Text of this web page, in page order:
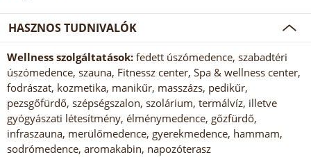
HASZNOS TUDNIVALÓK
Wellness szolgáltatások: fedett úszómedence, szabadtéri
úszómedence, szauna, Fitnessz center, Spa & wellness center,
fodrászat, kozmetika, manikűr, masszázs, pedikűr,
pezsgőfürdő, szépségszalon, szolárium, termálvíz, illetve
gyógyászati létesítmény, élménymedence, gőzfürdő,
infraszauna, merülőmedence, gyerekmedence, hammam,
sodrómedence, aromakabin, napozóterasz